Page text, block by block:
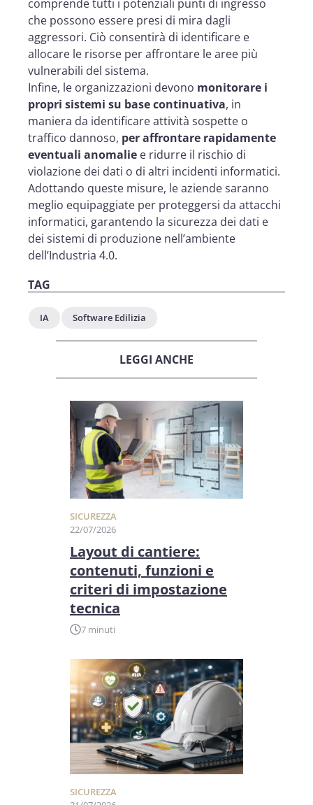
comprende tutti i potenziali punti di ingresso
che possono essere presi di mira dagli
aggressori. Ciò consentirà di identificare e
allocare le risorse per affrontare le aree più
vulnerabili del sistema.
Infine, le organizzazioni devono monitorare i
propri sistemi su base continuativa, in
maniera da identificare attività sospette o
traffico dannoso, per affrontare rapidamente
eventuali anomalie e ridurre il rischio di
violazione dei dati o di altri incidenti informatici.
Adottando queste misure, le aziende saranno
meglio equipaggiate per proteggersi da attacchi
informatici, garantendo la sicurezza dei dati e
dei sistemi di produzione nell’ambiente
dell’Industria 4.0.
TAG
IA Software Edilizia
LEGGI ANCHE
SICUREZZA
22/07/2026
Layout di cantiere:
contenuti, funzioni e
criteri di impostazione
tecnica
7 minuti
SICUREZZA